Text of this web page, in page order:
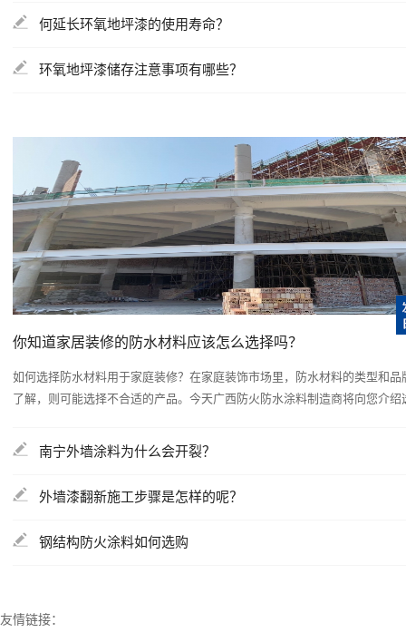
何延长环氧地坪漆的使用寿命？
环氧地坪漆储存注意事项有哪些？
你知道家居装修的防水材料应该怎么选择吗？
如何选择防水材料用于家庭装修？在家庭装饰市场里，防水材料的类型和品
了解，则可能选择不合适的产品。今天广西防火防水涂料制造商将向您介绍
南宁外墙涂料为什么会开裂？
外墙漆翻新施工步骤是怎样的呢？
钢结构防火涂料如何选购
友情链接：